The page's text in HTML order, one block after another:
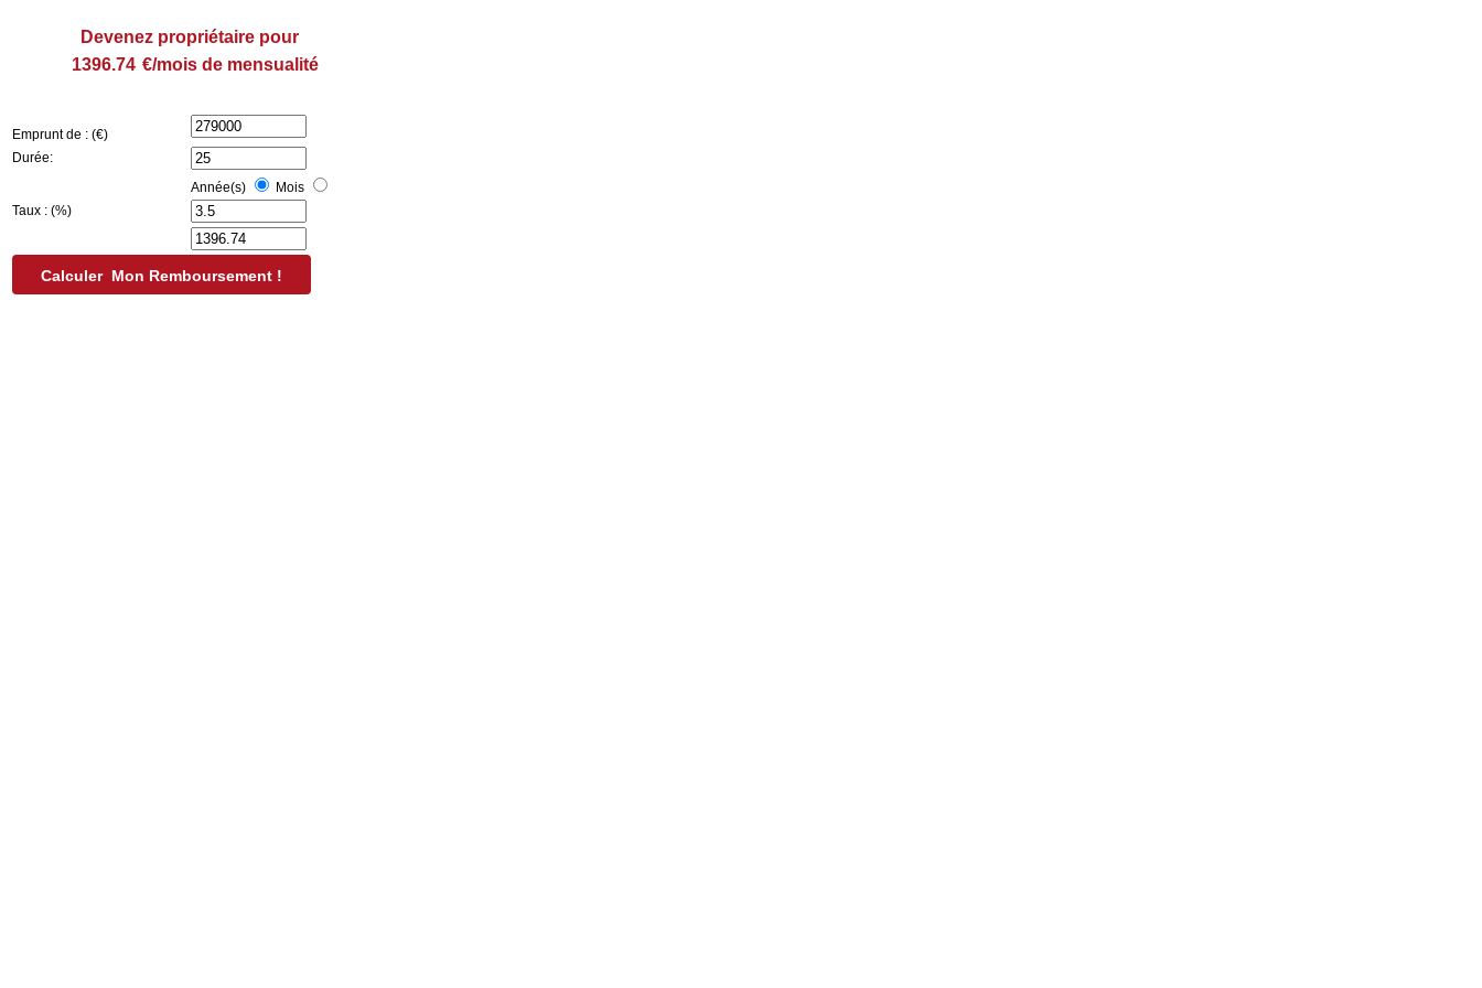
Devenez propriétaire pour
€/mois de mensualité
Emprunt de : (€)
Durée:
Année(s)
Mois
Taux : (%)